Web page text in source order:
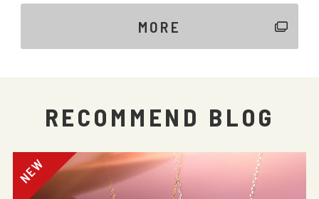
MORE
RECOMMEND BLOG